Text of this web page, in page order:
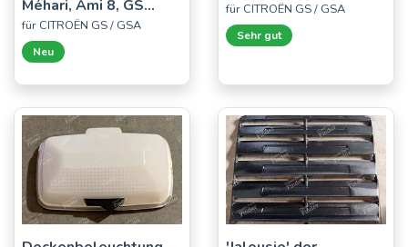
Méhari, Ami 8, GS...
für CITROËN GS / GSA
Neu
für CITROËN GS / GSA
Sehr gut